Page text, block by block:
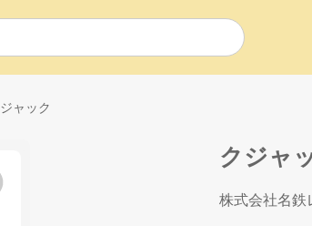
ャック
クジャ
株式会社名鉄